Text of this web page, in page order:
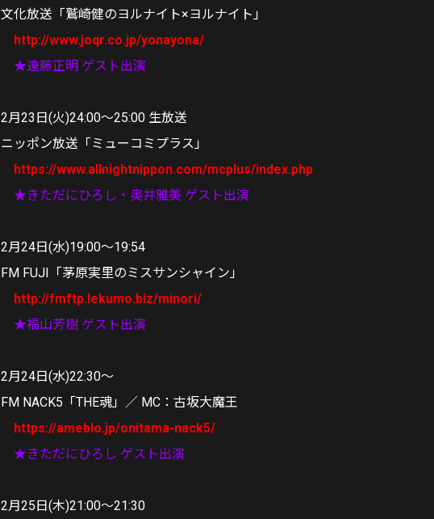
文化放送「鷲崎健のヨルナイト×ヨルナイト」
http://www.joqr.co.jp/yonayona/
★遠藤正明 ゲスト出演
2月23日(火)24:00〜25:00 生放送
ニッポン放送「ミューコミプラス」
https://www.allnightnippon.com/mcplus/index.php
★きただにひろし・奥井雅美 ゲスト出演
2月24日(水)19:00〜19:54
FM FUJI「茅原実里のミスサンシャイン」
http://fmftp.lekumo.biz/minori/
★福山芳樹 ゲスト出演
2月24日(水)22:30〜
FM NACK5「THE魂」／ MC：古坂大魔王
https://ameblo.jp/onitama-nack5/
★きただにひろし ゲスト出演
2月25日(木)21:00～21:30